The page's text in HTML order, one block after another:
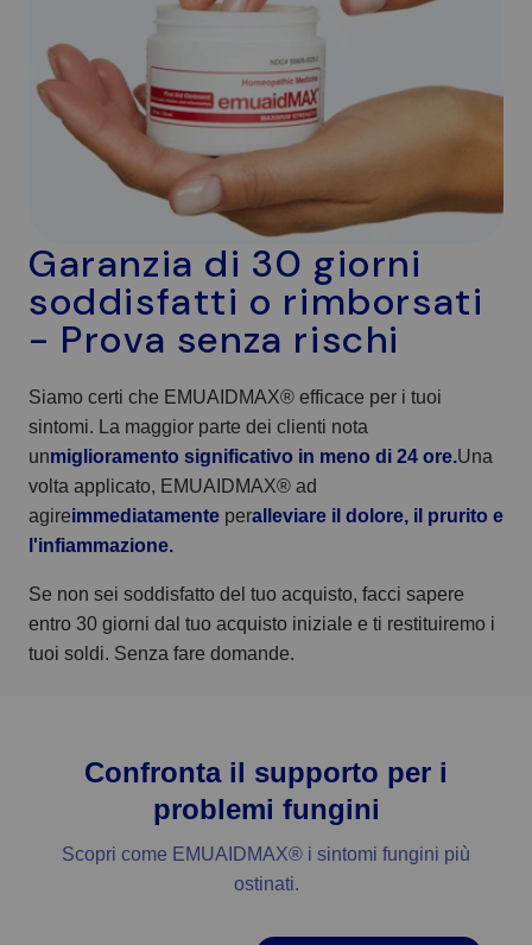
Garanzia di 30 giorni
soddisfatti o rimborsati
- Prova senza rischi
Siamo certi che EMUAIDMAX® efficace per i tuoi
sintomi. La maggior parte dei clienti nota
unmiglioramento significativo in meno di 24 ore.Una
volta applicato, EMUAIDMAX® ad
agireimmediatamente peralleviare il dolore, il prurito e
l'infiammazione.
Se non sei soddisfatto del tuo acquisto, facci sapere
entro 30 giorni dal tuo acquisto iniziale e ti restituiremo i
tuoi soldi. Senza fare domande.
Confronta il supporto per i
problemi fungini
Scopri come EMUAIDMAX® i sintomi fungini più
ostinati.